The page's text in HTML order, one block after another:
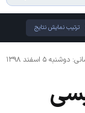
ترتیب نمایش نتایج
دوشنبه ۵ اسفند ۱۳۹۸